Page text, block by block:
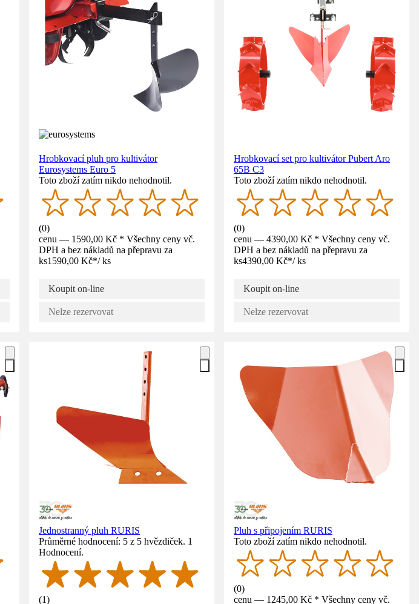
Hrobkovací pluh pro kultivátor
Eurosystems Euro 5
Toto zboží zatím nikdo nehodnotil.
(0)
cenu — 1590,00 Kč * Všechny ceny vč.
DPH a bez nákladů na přepravu za
ks1590,00 Kč*/ ks
Koupit on-line
Nelze rezervovat
Hrobkovací set pro kultivátor Pubert Aro
65B C3
Toto zboží zatím nikdo nehodnotil.
(0)
cenu — 4390,00 Kč * Všechny ceny vč.
DPH a bez nákladů na přepravu za
ks4390,00 Kč*/ ks
Koupit on-line
Nelze rezervovat
Jednostranný pluh RURIS
Průměrné hodnocení: 5 z 5 hvězdiček. 1
Hodnocení.
(1)
Pluh s připojením RURIS
Toto zboží zatím nikdo nehodnotil.
(0)
cenu — 1245,00 Kč * Všechny ceny vč.